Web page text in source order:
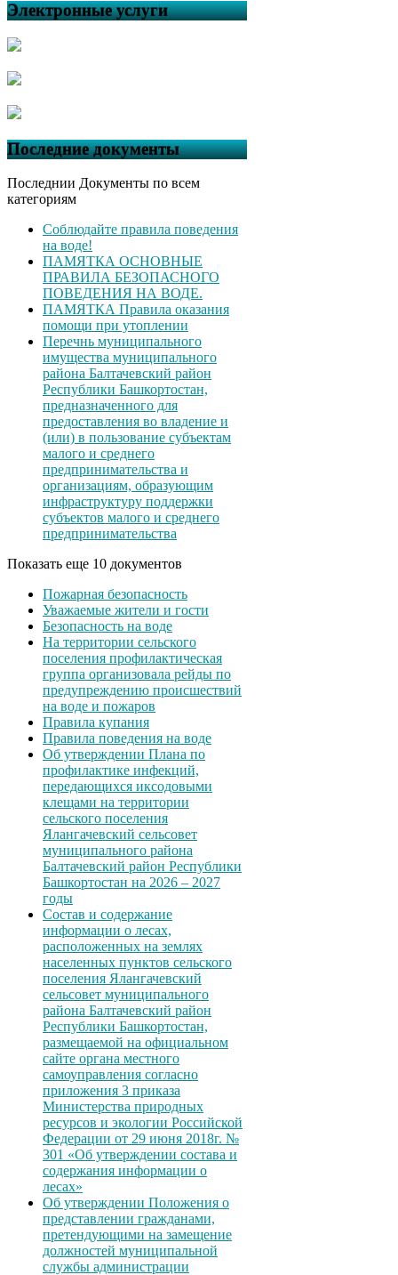
Электронные услуги
Последние документы
Последнии Документы по всем
категориям
Соблюдайте правила поведения
на воде!
ПАМЯТКА ОСНОВНЫЕ
ПРАВИЛА БЕЗОПАСНОГО
ПОВЕДЕНИЯ НА ВОДЕ.
ПАМЯТКА Правила оказания
помощи при утоплении
Перечнь муниципального
имущества муниципального
района Балтачевский район
Республики Башкортостан,
предназначенного для
предоставления во владение и
(или) в пользование субъектам
малого и среднего
предпринимательства и
организациям, образующим
инфраструктуру поддержки
субъектов малого и среднего
предпринимательства
Показать еще 10 документов
Пожарная безопасность
Уважаемые жители и гости
Безопасность на воде
На территории сельского
поселения профилактическая
группа организовала рейды по
предупреждению происшествий
на воде и пожаров
Правила купания
Правила поведения на воде
Об утверждении Плана по
профилактике инфекций,
передающихся иксодовыми
клещами на территории
сельского поселения
Ялангачевский сельсовет
муниципального района
Балтачевский район Республики
Башкортостан на 2026 – 2027
годы
Состав и содержание
информации о лесах,
расположенных на землях
населенных пунктов сельского
поселения Ялангачевский
сельсовет муниципального
района Балтачевский район
Республики Башкортостан,
размещаемой на официальном
сайте органа местного
самоуправления согласно
приложения 3 приказа
Министерства природных
ресурсов и экологии Российской
Федерации от 29 июня 2018г. №
301 «Об утверждении состава и
содержания информации о
лесах»
Об утверждении Положения о
представлении гражданами,
претендующими на замещение
должностей муниципальной
службы администрации